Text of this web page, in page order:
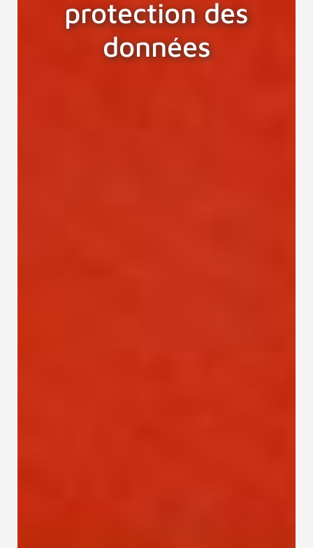
protection des
données